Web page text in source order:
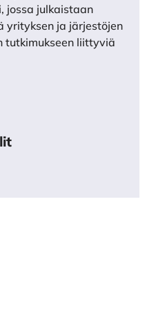
jossa julkaistaan
yrityksen ja järjestöjen
tutkimukseen liittyviä